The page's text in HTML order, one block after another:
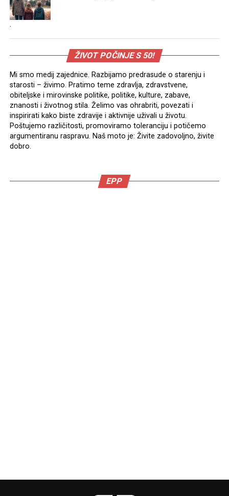
.
ŽIVOT POČINJE S 50!
Mi smo medij zajednice. Razbijamo predrasude o starenju i
starosti – živimo. Pratimo teme zdravlja, zdravstvene,
obiteljske i mirovinske politike, politike, kulture, zabave,
znanosti i životnog stila. Želimo vas ohrabriti, povezati i
inspirirati kako biste zdravije i aktivnije uživali u životu.
Poštujemo različitosti, promoviramo toleranciju i potičemo
argumentiranu raspravu. Naš moto je: Živite zadovoljno, živite
dobro.
EPP